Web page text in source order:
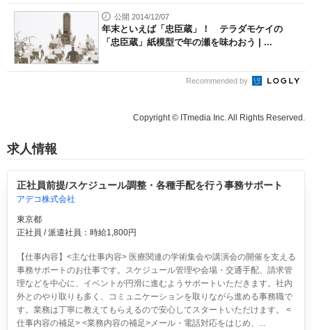
公開 2014/12/07
年末といえば「忠臣蔵」！ テラダモケイの
「忠臣蔵」紙模型で年の瀬を味わおう | ...
Recommended by
Copyright © ITmedia Inc. All Rights Reserved.
求人情報
正社員前提/スケジュール調整・各種手配を行う事務サポート
アデコ株式会社
東京都
正社員 / 派遣社員：時給1,800円
【仕事内容】<主な仕事内容> 医療関連の学術集会や講演会の開催を支える
事務サポートのお仕事です。スケジュール管理や会場・交通手配、請求管
理などを中心に、イベントが円滑に進むようサポートいただきます。社内
外とのやり取りも多く、コミュニケーションを取りながら進める事務職で
す。業務は丁寧に教えてもらえるので安心してスタートいただけます。 <
仕事内容の補足> <業務内容の補足>メール・電話対応をはじめ、...